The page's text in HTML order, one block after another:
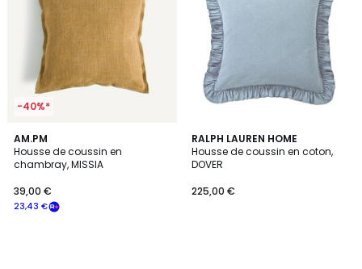
-40%*
AM.PM
Housse de coussin en
chambray, MISSIA
23,43 €
39,00 €
RALPH LAUREN HOME
Housse de coussin en coton,
DOVER
225,00 €